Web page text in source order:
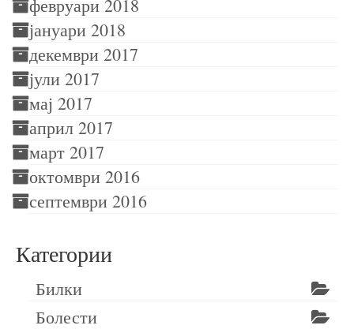
февруари 2018
јануари 2018
декември 2017
јули 2017
мај 2017
април 2017
март 2017
октомври 2016
септември 2016
Категории
Билки
Болести